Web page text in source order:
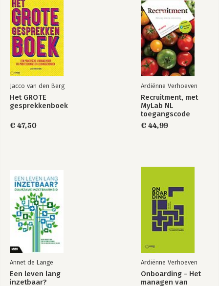
Jacco van den Berg
Het GROTE
gesprekkenboek
€ 47,50
Ardiënne Verhoeven
Recruitment, met
MyLab NL
toegangscode
€ 44,99
Annet de Lange
Een leven lang
inzetbaar?
Ardiënne Verhoeven
Onboarding - Het
managen van